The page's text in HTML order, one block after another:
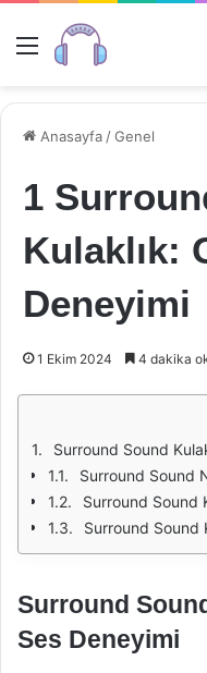
Menü
Anasayfa /Genel
1
Kulaklık:
Deneyimi
1 Ekim 2024 4 dakika
Surround Sound
Surround Sound
Surround Sound
Surround Sound
Surround
Ses Deneyimi